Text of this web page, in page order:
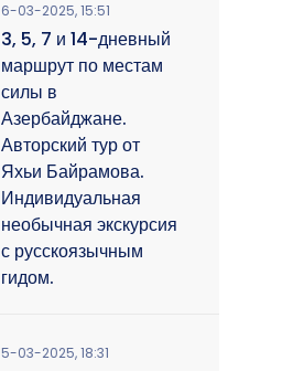
6-03-2025, 15:51
3, 5, 7 и 14-дневный
маршрут по местам
силы в
Азербайджане.
Авторский тур от
Яхьи Байрамова.
Индивидуальная
необычная экскурсия
с русскоязычным
гидом.
5-03-2025, 18:31